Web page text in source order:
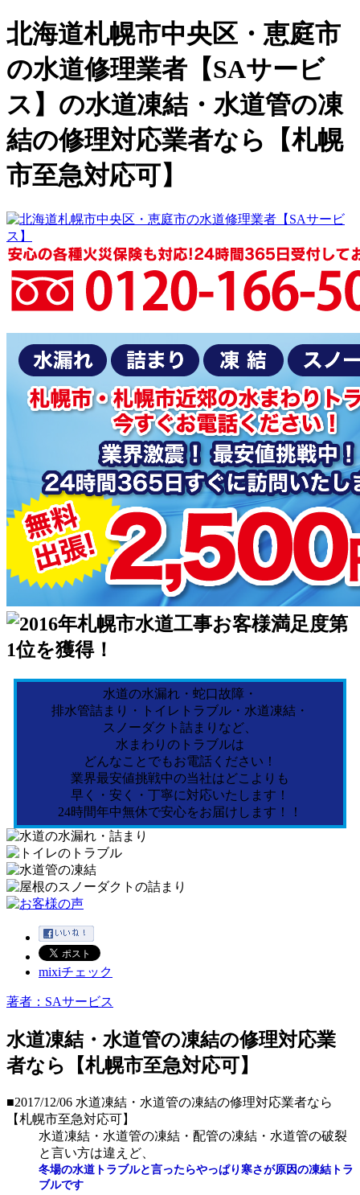
北海道札幌市中央区・恵庭市
の水道修理業者【SAサービ
ス】の水道凍結・水道管の凍
結の修理対応業者なら【札幌
市至急対応可】
水道の水漏れ・蛇口故障・
排水管詰まり・トイレトラブル・水道凍結・
スノーダクト詰まりなど、
水まわりのトラブルは
どんなことでもお電話ください！
業界最安値挑戦中の当社はどこよりも
早く・安く・丁寧に対応いたします！
24時間年中無休で安心をお届けします！！
mixiチェック
著者：SAサービス
水道凍結・水道管の凍結の修理対応業
者なら【札幌市至急対応可】
■2017/12/06 水道凍結・水道管の凍結の修理対応業者なら
【札幌市至急対応可】
水道凍結・水道管の凍結・配管の凍結・水道管の破裂
と言い方は違えど、
冬場の水道トラブルと言ったらやっぱり寒さが原因の凍結トラ
ブルです